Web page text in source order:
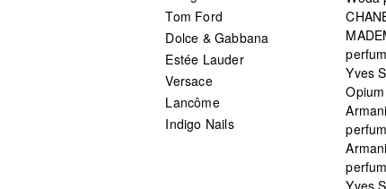
Tom Ford
Dolce & Gabbana
Estée Lauder
Versace
Lancôme
Indigo Nails
Yves
Yves